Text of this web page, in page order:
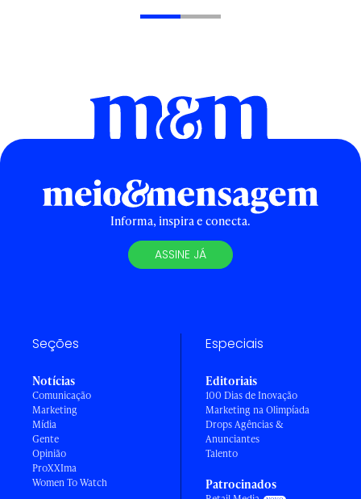
Informa, inspira e conecta.
ASSINE JÁ
Seções
Notícias
Comunicação
Marketing
Mídia
Gente
Opinião
ProXXIma
Women To Watch
Especiais
Editoriais
100 Dias de Inovação
Marketing na Olimpíada
Drops Agências &
Anunciantes
Talento
Patrocinados